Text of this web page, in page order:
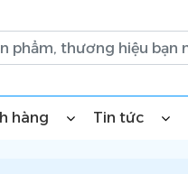
hàng Tin tức